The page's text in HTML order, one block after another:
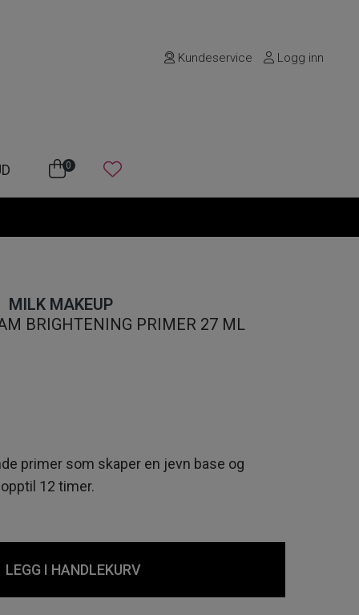
Kundeservice Logg inn
0
MILK MAKEUP
BRIGHTENING PRIMER 27 ML
primer som skaper en jevn base og
12 timer.
LEGG I HANDLEKURV